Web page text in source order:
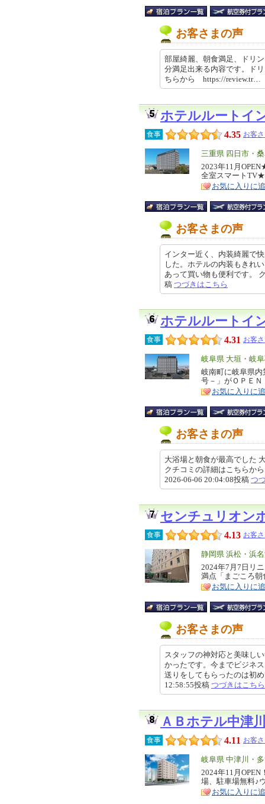
お客さまの声
部屋綺麗、朝食満足、ドリ
分満足出来る内容です。ド
ちらから https://review.tr…
ホテルルートイ
食事 4.35 お客
エ
リ
ア
三重県 四日市・
特
徴
2023年11月
全室スマート
お気に入りに
お客さまの声
インター近く、内装綺麗で
した。ホテルの内装もきれ
あって買い物も便利です。
稿 つづきはこちら
ホテルルートイ
食事 4.31 お客
エ
リ
ア
岐阜県 大垣・岐
特
徴
岐南町に岐阜県
号－」がＯＰＥＮ
お気に入りに
お客さまの声
大浴場と朝食が最高でした
クチコミの詳細はこちら
2026-06-06 20:04:08投稿 つ
センチュリオン
食事 4.13 お客
エ
リ
ア
静岡県 浜松・浜
特
徴
2024年7月7日リ
満点「まごころ
お気に入りに
お客さまの声
スタッフの神対応と美味し
かったです。今までビジネ
送りをしてもらったのは初
12:58:55投稿 つづきはこちら
ＡＢホテル中津
食事 4.11 お客
エ
リ
ア
岐阜県 中津川・
特
徴
2024年11月
場、駐車場無料♪
お気に入りに